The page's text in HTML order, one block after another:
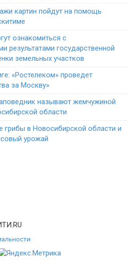
картин пойдут на помощь
ознакомиться с
результатами государственной
земельных участков
«Ростелеком» проведет
за Москву»
называют жемчужиной
области
грибы в Новосибирской области и
урожай